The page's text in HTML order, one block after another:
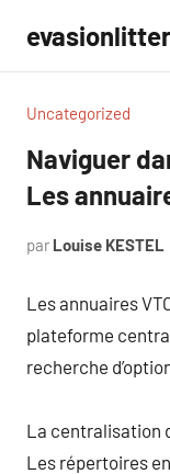
contenu
Uncategorized
Naviguer
Les
par Louise KESTEL
Les annuaires
plateforme
recherche
La centralisation
Les répertoires